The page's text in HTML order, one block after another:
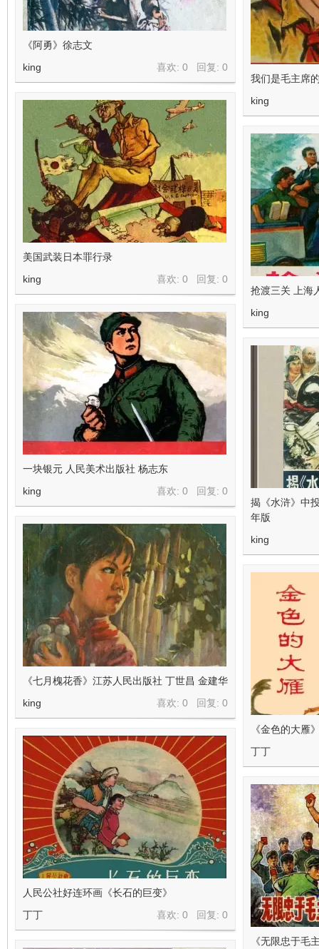
《阿勇》徐志文
喜欢: 0 回复: 0
king
我们是毛主席
king
美国武装日本罪行录
喜欢: 0 回复: 0
king
抢渡三关 上海
king
一块银元 人民美术出版社 杨志东
喜欢: 0 回复: 0
king
揭《水浒》中
年版
king
《七月槐花香》江苏人民出版社 丁世昌 金建华
喜欢: 0 回复: 0
king
《金色的大雁
丁丁
人民公社好连环画《长石的巨变》
喜欢: 0 回复: 0
丁丁
《无限忠于毛